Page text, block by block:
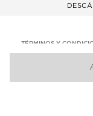
TÉRMINOS Y